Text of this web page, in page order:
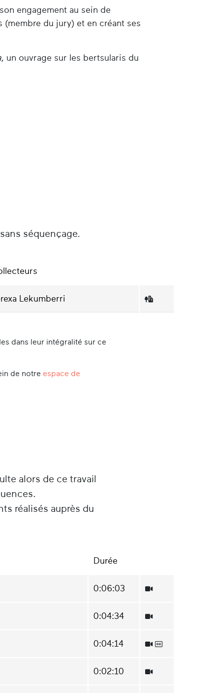
engagement au sein de
(membre du jury) et en créant ses
, un ouvrage sur les bertsularis du
séquençage.
Lekumberri
dans leur intégralité sur ce
de notre espace de
alors de ce travail
réalisés auprès du
Durée
0:06:03
0:04:34
0:04:14
0:02:10